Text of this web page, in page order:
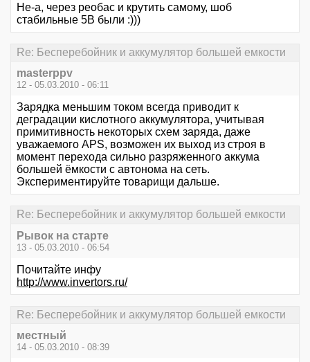
Не-а, через реобас и крутить самому, шоб
стабильные 5В были :)))
Re: Бесперебойник и аккумулятор большей емкости
masterppv
12 - 05.03.2010 - 06:11
Зарядка меньшим током всегда приводит к
деградации кислотного аккумулятора, учитывая
примитивность некоторых схем заряда, даже
уважаемого APS, возможен их выход из строя в
момент перехода сильно разряженного аккума
большей ёмкости с автонома на сеть.
Экспериментируйте товарищи дальше.
Re: Бесперебойник и аккумулятор большей емкости
Рывок на старте
13 - 05.03.2010 - 06:54
Почитайте инфу
http://www.invertors.ru/
Re: Бесперебойник и аккумулятор большей емкости
местный
14 - 05.03.2010 - 08:39